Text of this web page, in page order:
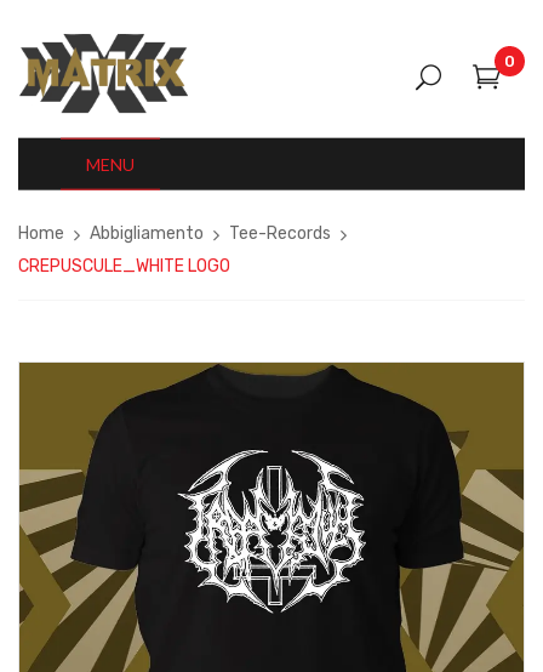
0
MENU
Home Abbigliamento
Tee-Records
CREPUSCULE_WHITE LOGO